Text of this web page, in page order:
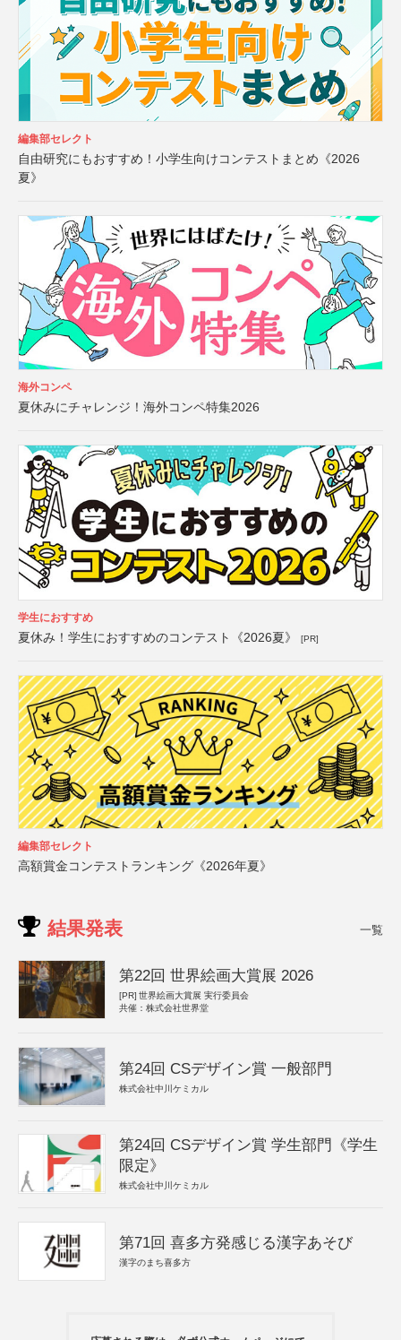
編集部セレクト
自由研究にもおすすめ！小学生向けコンテストまとめ《2026
夏》
海外コンペ
夏休みにチャレンジ！海外コンペ特集2026
学生におすすめ
夏休み！学生におすすめのコンテスト《2026夏》 [PR]
編集部セレクト
高額賞金コンテストランキング《2026年夏》
結果発表 一覧
第22回 世界絵画大賞展 2026
[PR] 世界絵画大賞展 実行委員会
共催：株式会社世界堂
第24回 CSデザイン賞 一般部門
株式会社中川ケミカル
第24回 CSデザイン賞 学生部門《学生
限定》
株式会社中川ケミカル
第71回 喜多方発感じる漢字あそび
漢字のまち喜多方